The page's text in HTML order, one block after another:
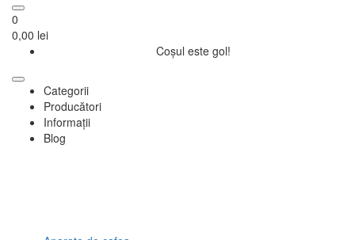
0
0,00 lei
Coșul este gol!
Categorii
Producători
Informații
Blog